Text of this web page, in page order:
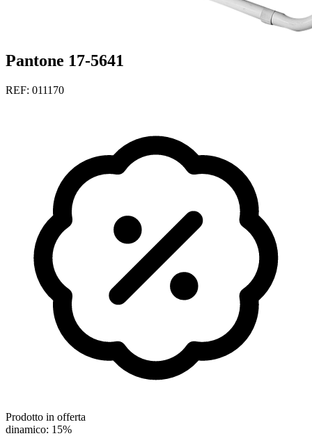
Pantone 17-5641
REF: 011170
Prodotto in offerta
dinamico: 15%